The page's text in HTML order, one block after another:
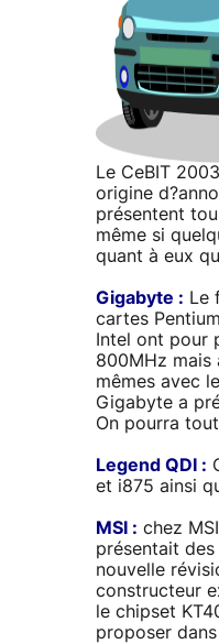
Le CeBIT
origine
présentent
même si
quant à eux
Gigabyte : Le
cartes
Intel ont pour
800MHz mais
mêmes avec
Gigabyte a
On pourra
Legend QDI :
et i875 ainsi
MSI : chez
présentait
nouvelle
constructeur
le chipset
proposer